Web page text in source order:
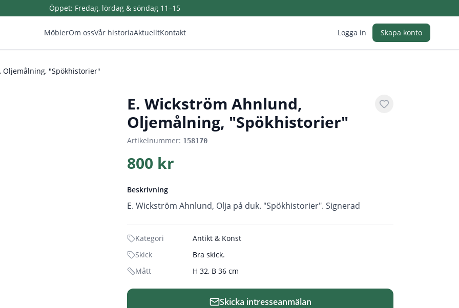
Öppet: Fredag, lördag & söndag 11–15
MöblerOm ossVår historiaAktuelltKontakt Logga in Skapa konto
Oljemålning, "Spökhistorier"
1/ 4
E. Wickström Ahnlund,
Oljemålning, "Spökhistorier"
Artikelnummer: 158170
800 kr
Beskrivning
E. Wickström Ahnlund, Olja på duk. "Spökhistorier". Signerad
Kategori
Antikt & Konst
Skick
Bra skick.
Mått
H 32, B 36 cm
Skicka intresseanmälan